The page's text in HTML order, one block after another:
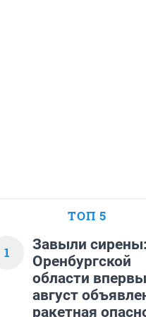
ТОП 5
1
Завыли
Оренбургской
области
август
ракетная